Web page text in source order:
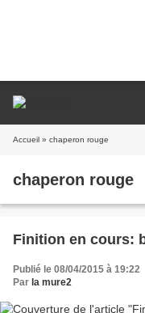
Accueil » chaperon rouge
chaperon rouge
Finition en cours:
Publié le 08/04/2015 à 19:22
Par la mure2